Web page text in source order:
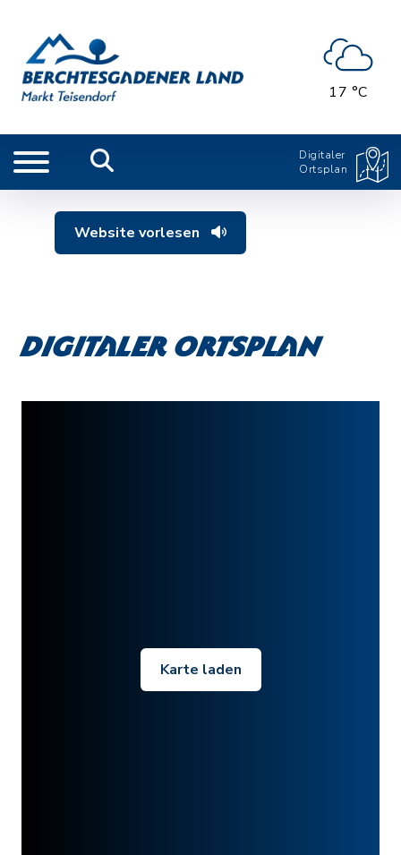
17 °C
Digitaler
Ortsplan
Website vorlesen
Digitaler Ortsplan
Karte laden